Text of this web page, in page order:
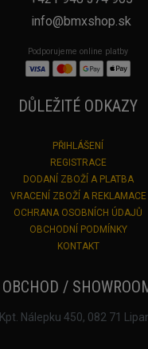
info@bmxshop.sk
Podporujeme online platby
DŮLEŽITÉ ODKAZY
PŘIHLÁŠENÍ
REGISTRACE
DODANÍ ZBOŽÍ A PLATBA
VRACENÍ ZBOŽÍ A REKLAMACE
OCHRANA OSOBNÍCH ÚDAJŮ
OBCHODNÍ PODMÍNKY
KONTAKT
OBCHOD /
Kpt. Nálepku 450, 082 71